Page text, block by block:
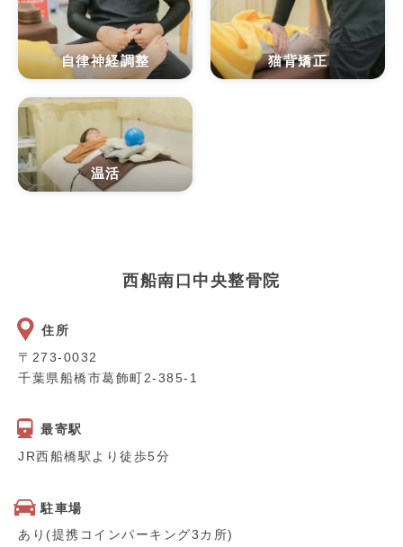
自律神経調整 猫背矯正
温活
西船南口中央整骨院
住所
〒273-0032
千葉県船橋市葛飾町2-385-1
最寄駅
JR西船橋駅より徒歩5分
駐車場
あり(提携コインパーキング3カ所)